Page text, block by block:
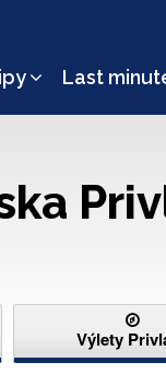
Last
Výlety